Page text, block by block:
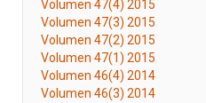
Volumen 47(4) 2015
Volumen 47(3) 2015
Volumen 47(2) 2015
Volumen 47(1) 2015
Volumen 46(4) 2014
Volumen 46(3) 2014